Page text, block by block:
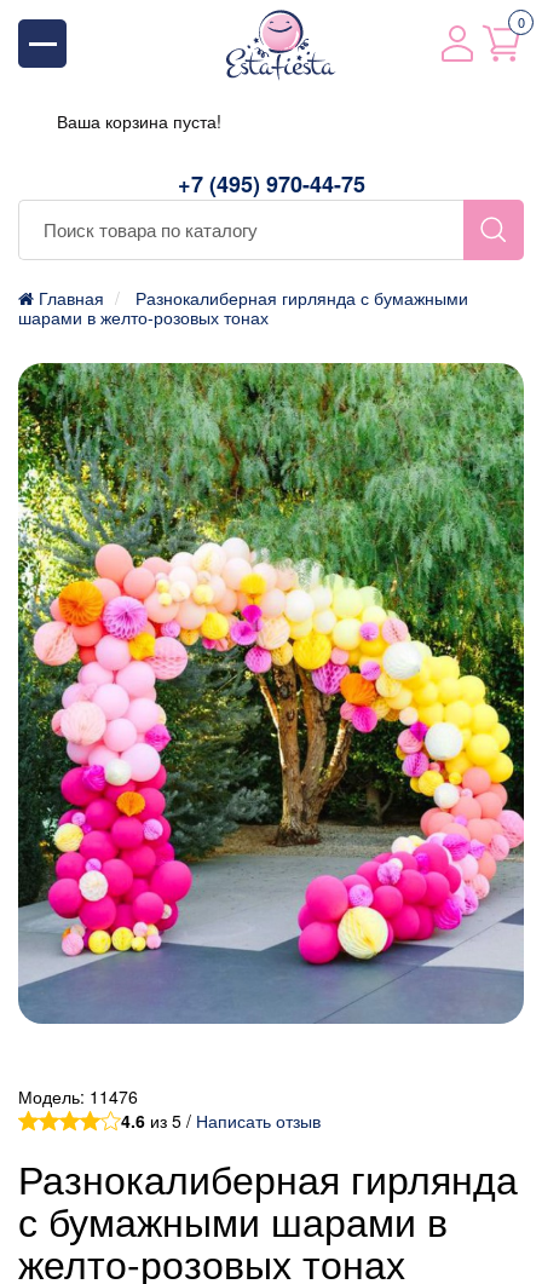
+7 (495) 970-44-75
0
Ваша корзина пуста!
Главная
Разнокалиберная гирлянда с бумажными
шарами в желто-розовых тонах
Модель: 11476
4.6 из 5 / Написать отзыв
Разнокалиберная гирлянда
с бумажными шарами в
желто-розовых тонах